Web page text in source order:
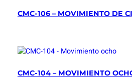
CMC-106 – MOVIMIENTO DE
CMC-104 – MOVIMIENTO